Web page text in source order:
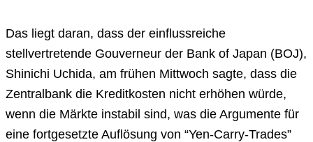
Das liegt daran, dass der einflussreiche
stellvertretende Gouverneur der Bank of Japan (BOJ),
Shinichi Uchida, am frühen Mittwoch sagte, dass die
Zentralbank die Kreditkosten nicht erhöhen würde,
wenn die Märkte instabil sind, was die Argumente für
eine fortgesetzte Auflösung von “Yen-Carry-Trades”